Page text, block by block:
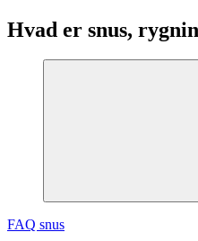
Hvad er snus,
FAQ snus